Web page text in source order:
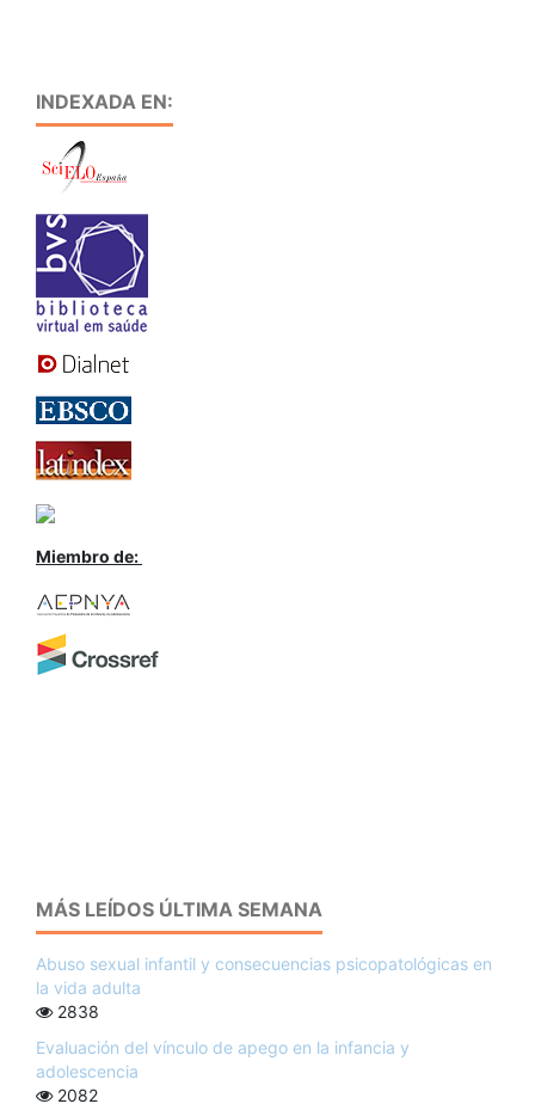
INDEXADA EN:
Miembro de:
MÁS LEÍDOS ÚLTIMA SEMANA
Abuso sexual infantil y consecuencias psicopatológicas en
la vida adulta
2838
Evaluación del vínculo de apego en la infancia y
adolescencia
2082